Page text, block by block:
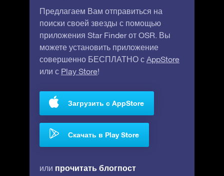
Предлагаем Вам отправиться на
поиски своей звезды с помощью
приложения Star Finder от OSR. Вы
можете установить приложение
совершенно БЕСПЛАТНО с AppStore
или с Play Store!
Загрузить с AppStore
Скачать в Play Store
или прочитать блогпост